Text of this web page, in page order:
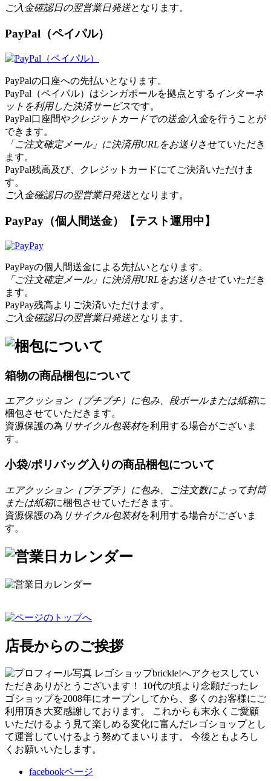
ご入金確認日の翌営業日発送となります。
PayPal（ペイパル）
PayPalの口座への先払いとなります。
PayPal（ペイパル）はシンガポールを拠点とする インターネ
ットを利用した決済サービスです。
PayPal口座間やクレジットカードでの送金/入金を行うことが
できます。
「ご注文確定メール」に決済用URLをお送りさせていただき
ます。
PayPal残高及び、クレジットカードにてご決済いただけま
す。
ご入金確認日の翌営業日発送となります。
PayPay（個人間送金）【テスト運用中】
PayPayの個人間送金による先払いとなります。
「ご注文確定メール」に決済用URLをお送りさせていただき
ます。
PayPay残高よりご決済いただけます。
ご入金確認日の翌営業日発送となります。
箱物の商品梱包について
エアクッション（プチプチ）に包み、段ボールまたは紙箱に
梱包させていただきます。
資源保護の為 リサイクル包装材を利用する場合がございま
す。
小袋/ポリバッグ入りの商品梱包について
エアクッション（プチプチ）に包み、ご注文数によって封筒
または紙箱に梱包させていただきます。
資源保護の為 リサイクル包装材を利用する場合がございま
す。
店長からのご挨拶
レゴショップbrickle!へアクセスしてい
ただきありがとうございます！ 10代の頃より念願だったレ
ゴショップを2008年にオープンしてから、多くのお客様にご
利用頂き大変感謝しております。 これからも末永くご愛顧
いただけるよう見て楽しめる変化に富んだレゴショップとし
て運営していけるよう努めてまいります。 今後ともよろし
くお願いいたします。
facebookページ